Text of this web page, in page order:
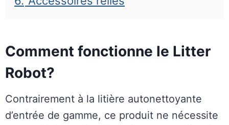
Comment fonctionne le Litter
Robot?
Contrairement à la litière autonettoyante
d’entrée de gamme, ce produit ne nécessite